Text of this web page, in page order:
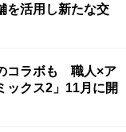
活用し新たな交
コラボも 職人×ア
ックス2」11月に開